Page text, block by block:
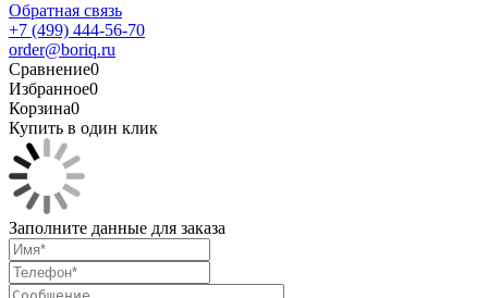
Обратная связь
+7 (499) 444-56-70
order@boriq.ru
Сравнение0
Избранное0
Корзина0
Купить в один клик
Заполните данные для заказа